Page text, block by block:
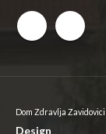
Dom Zdravlja
Design